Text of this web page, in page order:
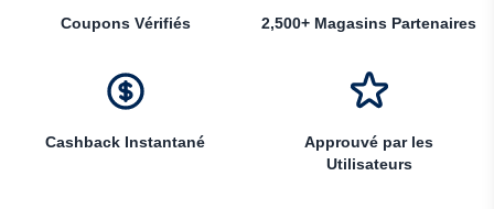
Coupons Vérifiés 2,500+ Magasins Partenaires
Cashback Instantané
Approuvé par les
Utilisateurs